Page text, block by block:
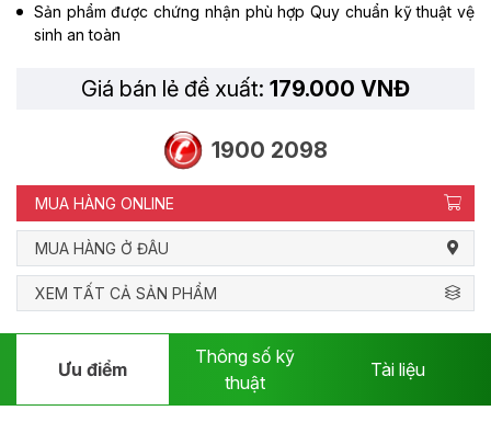
Sản phẩm được chứng nhận phù hợp Quy chuẩn kỹ thuật vệ
sinh an toàn
Giá bán lẻ đề xuất: 179.000 VNĐ
1900 2098
MUA HÀNG ONLINE
MUA HÀNG Ở ĐÂU
XEM TẤT CẢ SẢN PHẨM
Ưu điểm
Thông số kỹ
thuật
Tài liệu